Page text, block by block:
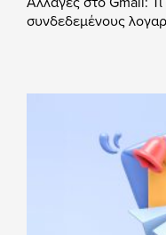
συνδεδεμένους